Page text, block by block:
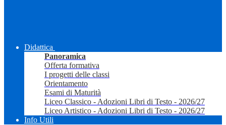
Didattica
Panoramica
Offerta formativa
I progetti delle classi
Orientamento
Esami di Maturità
Liceo Classico - Adozioni Libri di Testo - 2026/27
Liceo Artistico - Adozioni Libri di Testo - 2026/27
Info Utili